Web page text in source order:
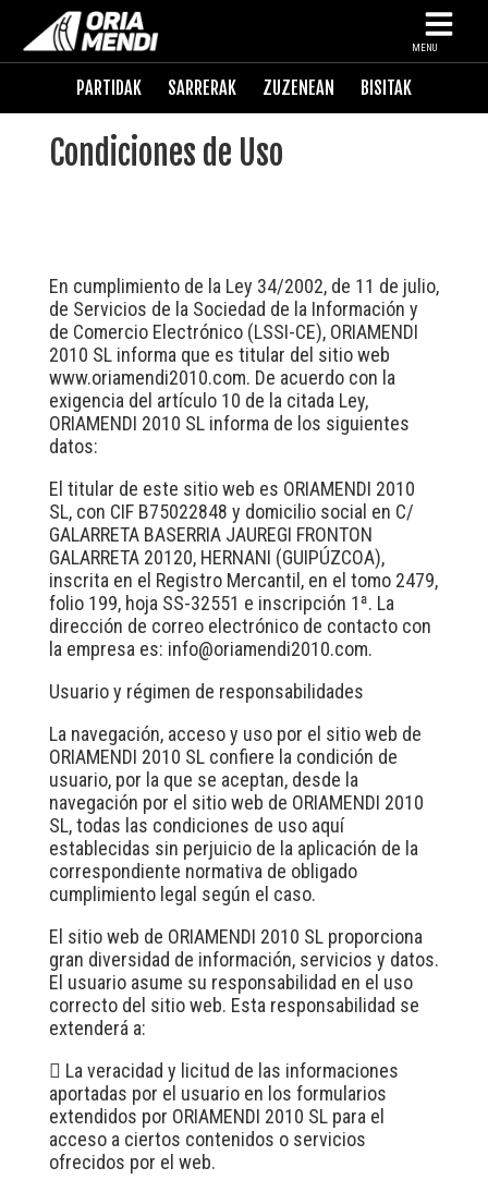
MENU
PARTIDAK SARRERAK ZUZENEAN BISITAK
Condiciones de Uso
En cumplimiento de la Ley 34/2002, de 11 de julio,
de Servicios de la Sociedad de la Información y
de Comercio Electrónico (LSSI-CE), ORIAMENDI
2010 SL informa que es titular del sitio web
www.oriamendi2010.com. De acuerdo con la
exigencia del artículo 10 de la citada Ley,
ORIAMENDI 2010 SL informa de los siguientes
datos:
El titular de este sitio web es ORIAMENDI 2010
SL, con CIF B75022848 y domicilio social en C/
GALARRETA BASERRIA JAUREGI FRONTON
GALARRETA 20120, HERNANI (GUIPÚZCOA),
inscrita en el Registro Mercantil, en el tomo 2479,
folio 199, hoja SS-32551 e inscripción 1ª. La
dirección de correo electrónico de contacto con
la empresa es: info@oriamendi2010.com.
Usuario y régimen de responsabilidades
La navegación, acceso y uso por el sitio web de
ORIAMENDI 2010 SL confiere la condición de
usuario, por la que se aceptan, desde la
navegación por el sitio web de ORIAMENDI 2010
SL, todas las condiciones de uso aquí
establecidas sin perjuicio de la aplicación de la
correspondiente normativa de obligado
cumplimiento legal según el caso.
El sitio web de ORIAMENDI 2010 SL proporciona
gran diversidad de información, servicios y datos.
El usuario asume su responsabilidad en el uso
correcto del sitio web. Esta responsabilidad se
extenderá a:
 La veracidad y licitud de las informaciones
aportadas por el usuario en los formularios
extendidos por ORIAMENDI 2010 SL para el
acceso a ciertos contenidos o servicios
ofrecidos por el web.